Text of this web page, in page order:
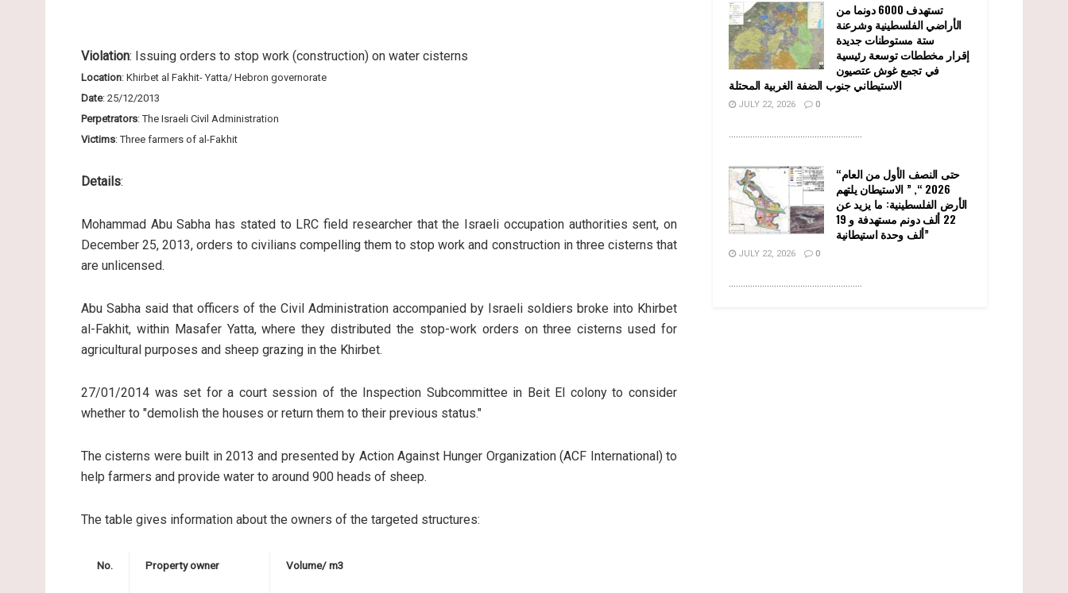
Violation: Issuing orders to stop work (construction) on water cisterns
Location: Khirbet al Fakhit- Yatta/ Hebron governorate
Date: 25/12/2013
Perpetrators: The Israeli Civil Administration
Victims: Three farmers of al-Fakhit
Details:
Mohammad Abu Sabha has stated to LRC field researcher that the Israeli occupation authorities sent, on
December 25, 2013, orders to civilians compelling them to stop work and construction in three cisterns that
are unlicensed.
Abu Sabha said that officers of the Civil Administration accompanied by Israeli soldiers broke into Khirbet
al-Fakhit, within Masafer Yatta, where they distributed the stop-work orders on three cisterns used for
agricultural purposes and sheep grazing in the Khirbet.
27/01/2014 was set for a court session of the Inspection Subcommittee in Beit El colony to consider
whether to "demolish the houses or return them to their previous status."
The cisterns were built in 2013 and presented by Action Against Hunger Organization (ACF International) to
help farmers and provide water to around 900 heads of sheep.
The table gives information about the owners of the targeted structures:
No. Property owner Volume/ m3
تستهدف 6000 دونما من
الأراضي الفلسطينية وشرعنة
ستة مستوطنات جديدة
إقرار مخططات توسعة رئيسية
في تجمع غوش عتصيون
الاستيطاني جنوب الضفة الغربية المحتلة
JULY 22, 2026 0
........................................................
“حتى النصف الأول من العام
2026 “, ” الاستيطان يلتهم
الأرض الفلسطينية: ما يزيد عن
22 ألف دونم مستهدفة و 19
ألف وحدة استيطانية”
JULY 22, 2026 0
........................................................